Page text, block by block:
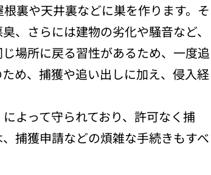
裏や天井裏などに巣を作ります。そ
、さらには建物の劣化や騒音など、
場所に戻る習性があるため、一度追
め、捕獲や追い出しに加え、侵入経
よって守られており、許可なく捕
捕獲申請などの煩雑な手続きもすべ